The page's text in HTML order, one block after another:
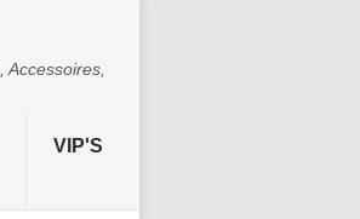
VIP'S